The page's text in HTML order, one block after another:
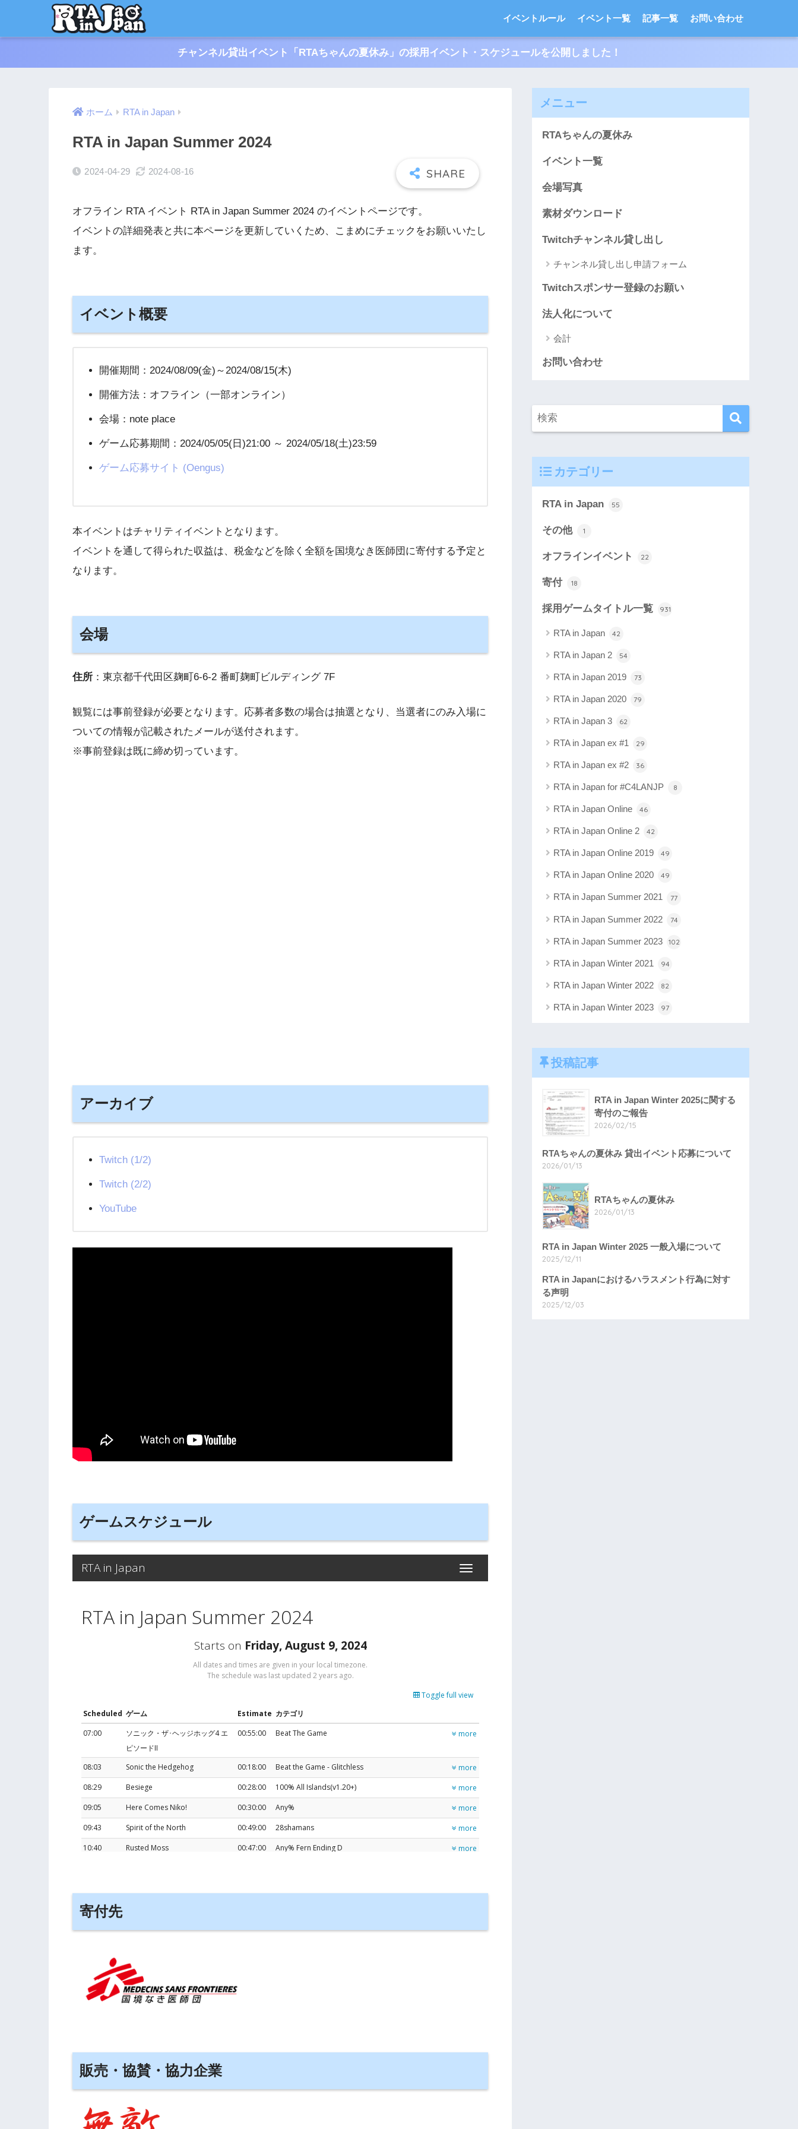
イベントルール イベント一覧 記事一覧 お問い合わせ
チャンネル貸出イベント「RTAちゃんの夏休み」の採用イベント・スケジュールを公開しました！
ホーム RTA in Japan
RTA in Japan Summer 2024
2024-04-29 2024-08-16
オフライン RTA イベント RTA in Japan Summer 2024 のイベントページです。
イベントの詳細発表と共に本ページを更新していくため、こまめにチェックをお願いいたし
ます。
イベント概要
開催期間：2024/08/09(金)～2024/08/15(木)
開催方法：オフライン（一部オンライン）
会場：note place
ゲーム応募期間：2024/05/05(日)21:00 ～ 2024/05/18(土)23:59
ゲーム応募サイト (Oengus)
本イベントはチャリティイベントとなります。
イベントを通して得られた収益は、税金などを除く全額を国境なき医師団に寄付する予定と
なります。
会場
住所 ：東京都千代田区麹町6-6-2 番町麹町ビルディング 7F
観覧には事前登録が必要となります。応募者多数の場合は抽選となり、当選者にのみ入場に
ついての情報が記載されたメールが送付されます。
※事前登録は既に締め切っています。
アーカイブ
Twitch (1/2)
Twitch (2/2)
YouTube
ゲームスケジュール
寄付先
販売・協賛・協力企業
メニュー
RTAちゃんの夏休み
イベント一覧
会場写真
素材ダウンロード
Twitchチャンネル貸し出し
チャンネル貸し出し申請フォーム
Twitchスポンサー登録のお願い
法人化について
会計
お問い合わせ
カテゴリー
RTA in Japan 55
その他 1
オフラインイベント 22
寄付 18
採用ゲームタイトル一覧 931
RTA in Japan 42
RTA in Japan 2 54
RTA in Japan 2019 73
RTA in Japan 2020 79
RTA in Japan 3 62
RTA in Japan ex #1 29
RTA in Japan ex #2 36
RTA in Japan for #C4LANJP 8
RTA in Japan Online 46
RTA in Japan Online 2 42
RTA in Japan Online 2019 49
RTA in Japan Online 2020 49
RTA in Japan Summer 2021 77
RTA in Japan Summer 2022 74
RTA in Japan Summer 2023 102
RTA in Japan Winter 2021 94
RTA in Japan Winter 2022 82
RTA in Japan Winter 2023 97
投稿記事
RTA in Japan Winter 2025に関する
寄付のご報告
2026/02/15
RTAちゃんの夏休み 貸出イベント応募について
2026/01/13
RTAちゃんの夏休み
2026/01/13
RTA in Japan Winter 2025 一般入場について
2025/12/11
RTA in Japanにおけるハラスメント行為に対す
る声明
2025/12/03